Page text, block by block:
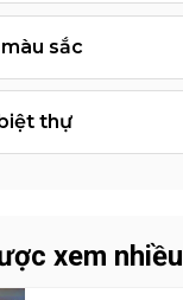
sắc
thự
xem nhiều